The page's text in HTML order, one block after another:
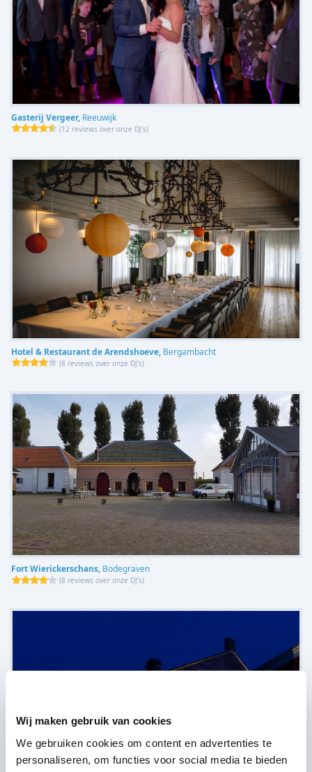
Wij maken gebruik van cookies
We gebruiken cookies om content en advertenties te
personaliseren, om functies voor social media te bieden
Gasterij Vergeer, Reeuwijk
(12 reviews over onze DJ's)
Hotel & Restaurant de Arendshoeve, Bergambacht
(8 reviews over onze DJ's)
Fort Wierickerschans, Bodegraven
(8 reviews over onze DJ's)